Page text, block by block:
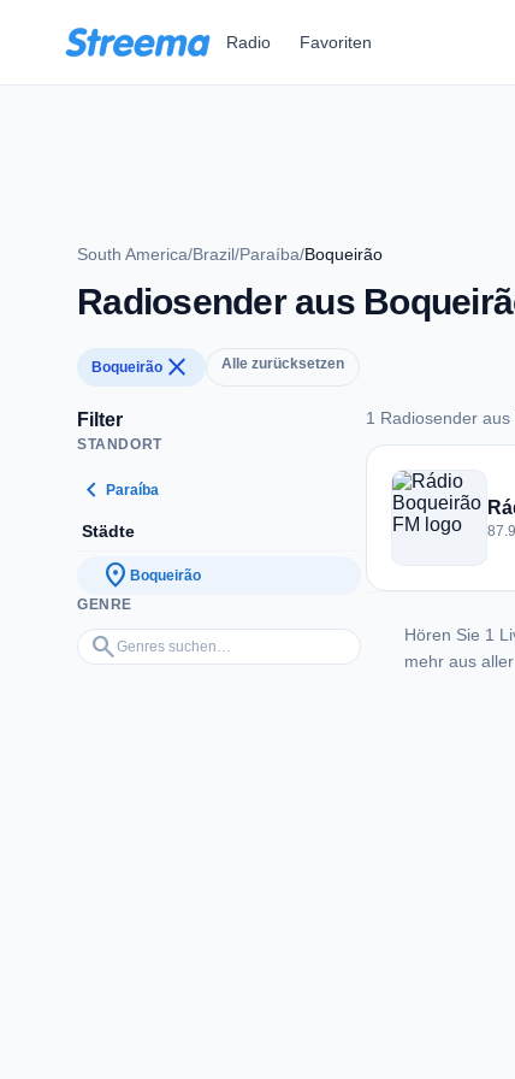
Radio Favoriten
South America/Brazil/Paraíba/Boqueirão
Radiosender aus
Boqueirão close Alle zurücksetzen
Filter
STANDORT
chevron_left Paraíba
Städte
location_on Boqueirão
GENRE
search
Genres suchen…
1 Radiosender
1 Radiosender
Hören Sie 1
mehr aus